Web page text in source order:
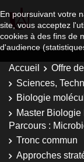
En poursuivant votre
site, vous acceptez
cookies à des fins de
d'audience
Accueil Offre
Sciences,
Biologie
Master
Parcours :
Tronc commun
Approches